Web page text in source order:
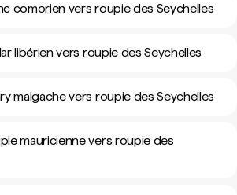
comorien vers roupie des Seychelles
libérien vers roupie des Seychelles
malgache vers roupie des Seychelles
mauricienne vers roupie des